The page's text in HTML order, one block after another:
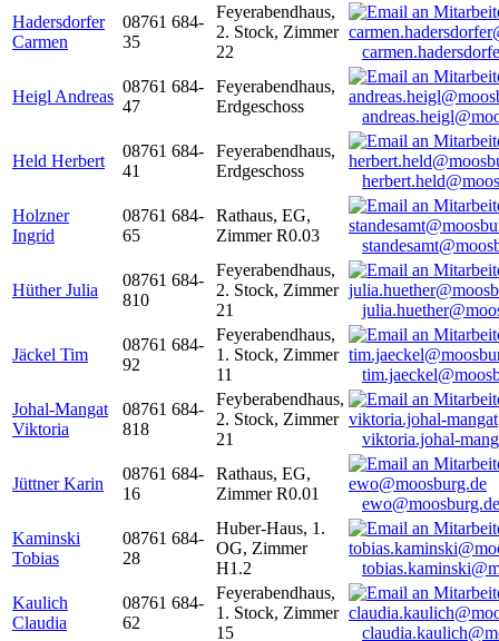
Hadersdorfer
Carmen
08761 684-
35
Feyerabendhaus,
2. Stock, Zimmer
22
Heigl Andreas
08761 684-
47
Feyerabendhaus,
Erdgeschoss
Held Herbert
08761 684-
41
Feyerabendhaus,
Erdgeschoss
Holzner
Ingrid
08761 684-
65
Rathaus, EG,
Zimmer R0.03
Hüther Julia
08761 684-
810
Feyerabendhaus,
2. Stock, Zimmer
21
Jäckel Tim
08761 684-
92
Feyerabendhaus,
1. Stock, Zimmer
11
Johal-Mangat
Viktoria
08761 684-
818
Feyberabendhaus,
2. Stock, Zimmer
21
viktoria.johal-
Jüttner Karin
08761 684-
16
Rathaus, EG,
Zimmer R0.01
ewo@moosburg.de
Kaminski
Tobias
08761 684-
28
Huber-Haus, 1.
OG, Zimmer
H1.2
Kaulich
Claudia
08761 684-
62
Feyerabendhaus,
1. Stock, Zimmer
15